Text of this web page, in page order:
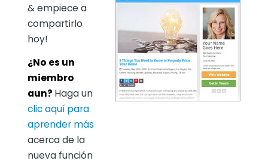
& empiece a
compartirlo
hoy!
¿No es un
miembro
aun? Haga un
clic aquí para
aprender más
acerca de la
nueva función